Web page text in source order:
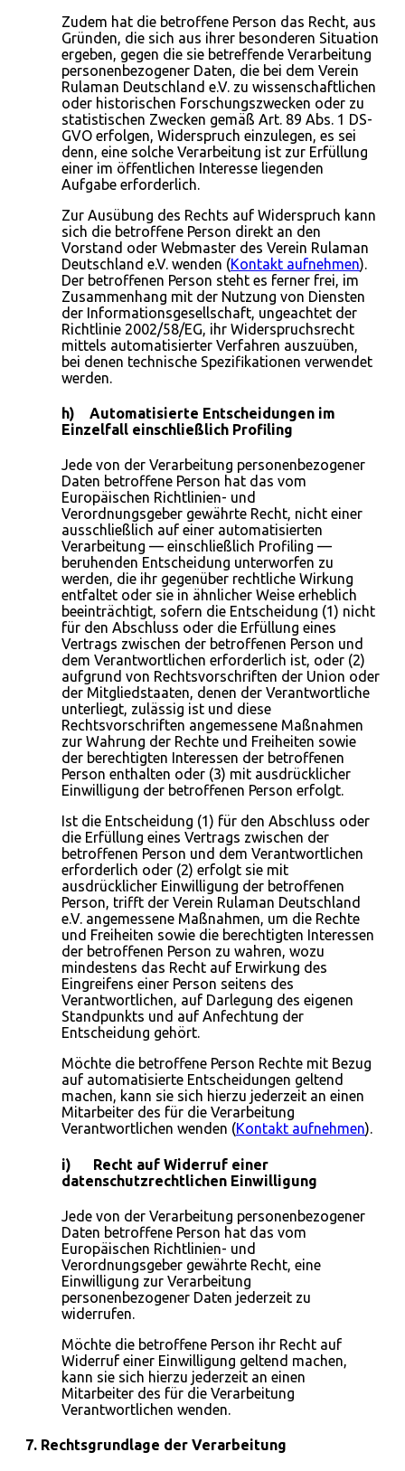
Zudem hat die betroffene Person das Recht, aus
Gründen, die sich aus ihrer besonderen Situation
ergeben, gegen die sie betreffende Verarbeitung
personenbezogener Daten, die bei dem Verein
Rulaman Deutschland e.V. zu wissenschaftlichen
oder historischen Forschungszwecken oder zu
statistischen Zwecken gemäß Art. 89 Abs. 1 DS-
GVO erfolgen, Widerspruch einzulegen, es sei
denn, eine solche Verarbeitung ist zur Erfüllung
einer im öffentlichen Interesse liegenden
Aufgabe erforderlich.
Zur Ausübung des Rechts auf Widerspruch kann
sich die betroffene Person direkt an den
Vorstand oder Webmaster des Verein Rulaman
Deutschland e.V. wenden (Kontakt aufnehmen).
Der betroffenen Person steht es ferner frei, im
Zusammenhang mit der Nutzung von Diensten
der Informationsgesellschaft, ungeachtet der
Richtlinie 2002/58/EG, ihr Widerspruchsrecht
mittels automatisierter Verfahren auszuüben,
bei denen technische Spezifikationen verwendet
werden.
h) Automatisierte Entscheidungen im
Einzelfall einschließlich Profiling
Jede von der Verarbeitung personenbezogener
Daten betroffene Person hat das vom
Europäischen Richtlinien- und
Verordnungsgeber gewährte Recht, nicht einer
ausschließlich auf einer automatisierten
Verarbeitung — einschließlich Profiling —
beruhenden Entscheidung unterworfen zu
werden, die ihr gegenüber rechtliche Wirkung
entfaltet oder sie in ähnlicher Weise erheblich
beeinträchtigt, sofern die Entscheidung (1) nicht
für den Abschluss oder die Erfüllung eines
Vertrags zwischen der betroffenen Person und
dem Verantwortlichen erforderlich ist, oder (2)
aufgrund von Rechtsvorschriften der Union oder
der Mitgliedstaaten, denen der Verantwortliche
unterliegt, zulässig ist und diese
Rechtsvorschriften angemessene Maßnahmen
zur Wahrung der Rechte und Freiheiten sowie
der berechtigten Interessen der betroffenen
Person enthalten oder (3) mit ausdrücklicher
Einwilligung der betroffenen Person erfolgt.
Ist die Entscheidung (1) für den Abschluss oder
die Erfüllung eines Vertrags zwischen der
betroffenen Person und dem Verantwortlichen
erforderlich oder (2) erfolgt sie mit
ausdrücklicher Einwilligung der betroffenen
Person, trifft der Verein Rulaman Deutschland
e.V. angemessene Maßnahmen, um die Rechte
und Freiheiten sowie die berechtigten Interessen
der betroffenen Person zu wahren, wozu
mindestens das Recht auf Erwirkung des
Eingreifens einer Person seitens des
Verantwortlichen, auf Darlegung des eigenen
Standpunkts und auf Anfechtung der
Entscheidung gehört.
Möchte die betroffene Person Rechte mit Bezug
auf automatisierte Entscheidungen geltend
machen, kann sie sich hierzu jederzeit an einen
Mitarbeiter des für die Verarbeitung
Verantwortlichen wenden (Kontakt aufnehmen).
i) Recht auf Widerruf einer
datenschutzrechtlichen Einwilligung
Jede von der Verarbeitung personenbezogener
Daten betroffene Person hat das vom
Europäischen Richtlinien- und
Verordnungsgeber gewährte Recht, eine
Einwilligung zur Verarbeitung
personenbezogener Daten jederzeit zu
widerrufen.
Möchte die betroffene Person ihr Recht auf
Widerruf einer Einwilligung geltend machen,
kann sie sich hierzu jederzeit an einen
Mitarbeiter des für die Verarbeitung
Verantwortlichen wenden.
7. Rechtsgrundlage der Verarbeitung